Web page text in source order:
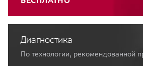
Диагностика
По технологии, рекомендованной